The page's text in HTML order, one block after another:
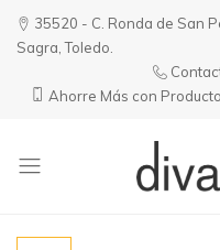
35520 - C. Ronda de San
Sagra, Toledo.
Ahorre Más con